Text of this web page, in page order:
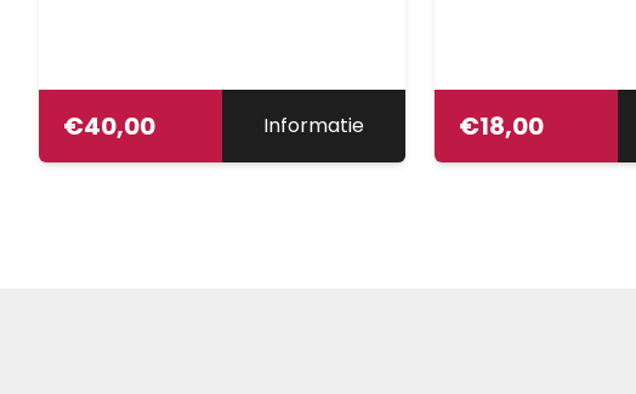
€40,00 Informatie €18,00